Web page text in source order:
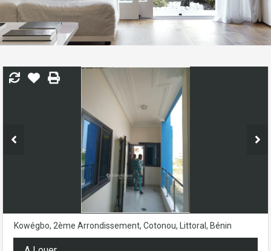
Kowégbo, 2ème Arrondissement, Cotonou, Littoral, Bénin